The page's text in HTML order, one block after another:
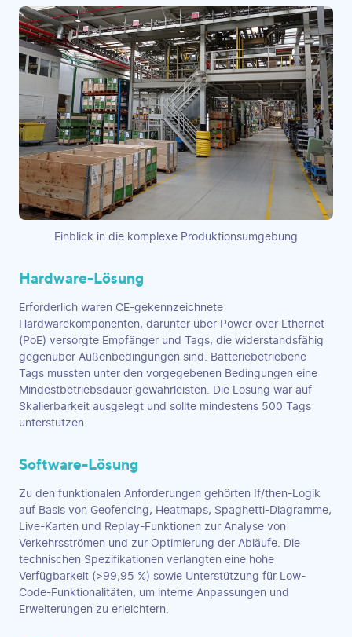
Einblick in die komplexe Produktionsumgebung
Hardware-Lösung
Erforderlich waren CE-gekennzeichnete
Hardwarekomponenten, darunter über Power over Ethernet
(PoE) versorgte Empfänger und Tags, die widerstandsfähig
gegenüber Außenbedingungen sind. Batteriebetriebene
Tags mussten unter den vorgegebenen Bedingungen eine
Mindestbetriebsdauer gewährleisten. Die Lösung war auf
Skalierbarkeit ausgelegt und sollte mindestens 500 Tags
unterstützen.
Software-Lösung
Zu den funktionalen Anforderungen gehörten If/then-Logik
auf Basis von Geofencing, Heatmaps, Spaghetti-Diagramme,
Live-Karten und Replay-Funktionen zur Analyse von
Verkehrsströmen und zur Optimierung der Abläufe. Die
technischen Spezifikationen verlangten eine hohe
Verfügbarkeit (>99,95 %) sowie Unterstützung für Low-
Code-Funktionalitäten, um interne Anpassungen und
Erweiterungen zu erleichtern.